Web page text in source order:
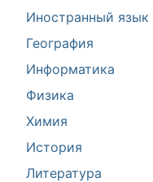
Иностранный язык
География
Информатика
Физика
Химия
История
Литература